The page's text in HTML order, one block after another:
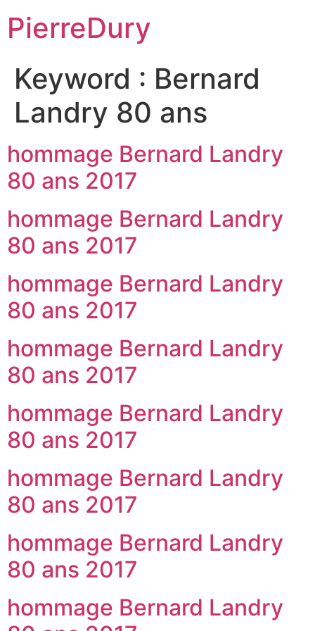
contenu
PierreDury
Keyword : Bernard
Landry 80 ans
hommage Bernard Landry
80 ans 2017
hommage Bernard Landry
80 ans 2017
hommage Bernard Landry
80 ans 2017
hommage Bernard Landry
80 ans 2017
hommage Bernard Landry
80 ans 2017
hommage Bernard Landry
80 ans 2017
hommage Bernard Landry
80 ans 2017
hommage Bernard Landry